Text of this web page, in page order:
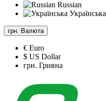
Russian
Українська
грн. Валюта
€ Euro
$ US Dollar
грн. Гривна